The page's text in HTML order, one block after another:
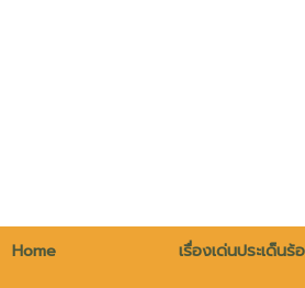
Home เรื่องเด่นประเด็นร้